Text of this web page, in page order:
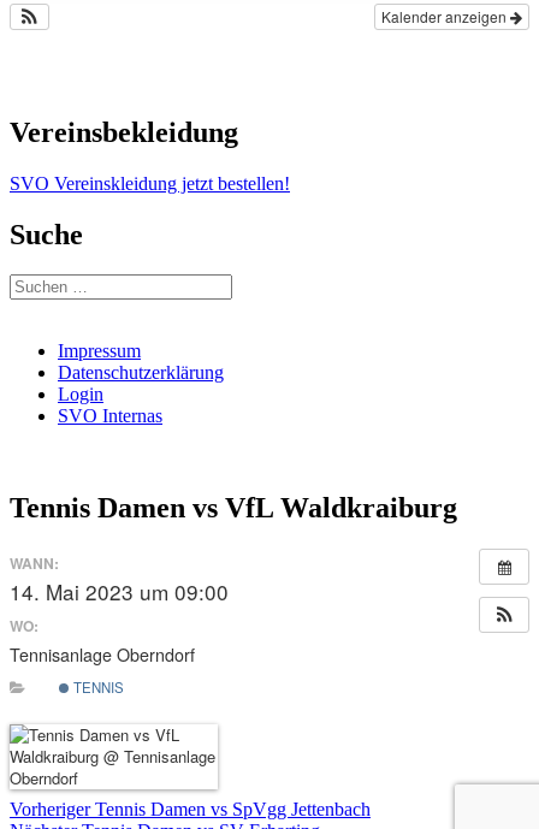
Kalender anzeigen
Vereinsbekleidung
SVO Vereinskleidung jetzt bestellen!
Suche
Suchen
nach:
Impressum
Datenschutzerklärung
Login
SVO Internas
Tennis Damen vs VfL Waldkraiburg
WANN:
14. Mai 2023 um 09:00
WO:
Tennisanlage Oberndorf
TENNIS
Beitragsnavigation
Vorheriger Vorheriger
Tennis Damen vs SpVgg Jettenbach